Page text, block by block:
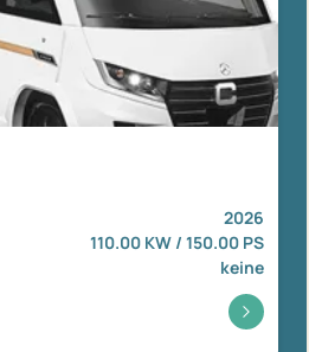
2026
110.00 KW / 150.00 PS
keine